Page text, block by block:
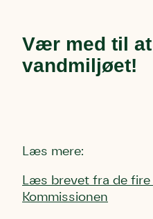
Vær med til
vandmiljøet!
Læs mere:
Læs brevet fra de
Kommissionen